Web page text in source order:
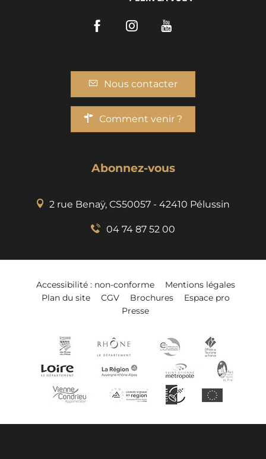
FacebookInstagram
Nous contacter
Comment venir ?
Abonnez-vous
2 rue Benaÿ, CS50057 - 42410 Pélussin
04 74 87 52 00
Accessibilité : non-conforme
Mentions légales
Plan du site
CGV Brochures
Espace pro
Presse